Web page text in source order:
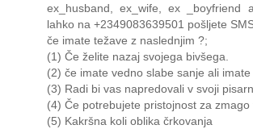
ex_husband, ex_wife, ex _boyfriend
lahko na +2349083639501 pošljete
če imate težave z naslednjim ?;
(1) Če želite nazaj svojega bivšega.
(2) če imate vedno slabe sanje ali
(3) Radi bi vas napredovali v svoji
(4) Če potrebujete pristojnost za
(5) Kakršna koli oblika črkovanja